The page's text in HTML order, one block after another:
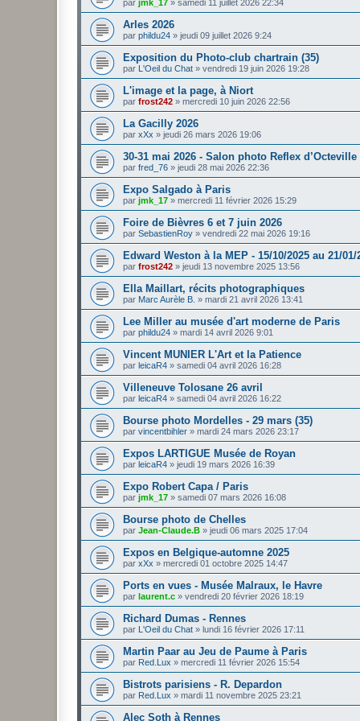
par jmk_17 » samedi 11 juillet 2026 22:34
Arles 2026
par phildu24 » jeudi 09 juillet 2026 9:24
Exposition du Photo-club chartrain (35)
par L'Oeil du Chat » vendredi 19 juin 2026 19:28
L'image et la page, à Niort
par frost242 » mercredi 10 juin 2026 22:56
La Gacilly 2026
par xXx » jeudi 26 mars 2026 19:06
30-31 mai 2026 - Salon photo Reflex d’Octeville
par fred_76 » jeudi 28 mai 2026 22:36
Expo Salgado à Paris
par jmk_17 » mercredi 11 février 2026 15:29
Foire de Bièvres 6 et 7 juin 2026
par SebastienRoy » vendredi 22 mai 2026 19:16
Edward Weston à la MEP - 15/10/2025 au 21/01/
par frost242 » jeudi 13 novembre 2025 13:56
Ella Maillart, récits photographiques
par Marc Aurèle B. » mardi 21 avril 2026 13:41
Lee Miller au musée d'art moderne de Paris
par phildu24 » mardi 14 avril 2026 9:01
Vincent MUNIER L'Art et la Patience
par leicaR4 » samedi 04 avril 2026 16:28
Villeneuve Tolosane 26 avril
par leicaR4 » samedi 04 avril 2026 16:22
Bourse photo Mordelles - 29 mars (35)
par vincentbihler » mardi 24 mars 2026 23:17
Expos LARTIGUE Musée de Royan
par leicaR4 » jeudi 19 mars 2026 16:39
Expo Robert Capa / Paris
par jmk_17 » samedi 07 mars 2026 16:08
Bourse photo de Chelles
par Jean-Claude.B » jeudi 06 mars 2025 17:04
Expos en Belgique-automne 2025
par xXx » mercredi 01 octobre 2025 14:47
Ports en vues - Musée Malraux, le Havre
par laurent.c » vendredi 20 février 2026 18:19
Richard Dumas - Rennes
par L'Oeil du Chat » lundi 16 février 2026 17:11
Martin Paar au Jeu de Paume à Paris
par Red.Lux » mercredi 11 février 2026 15:54
Bistrots parisiens - R. Depardon
par Red.Lux » mardi 11 novembre 2025 23:21
Alec Soth à Rennes